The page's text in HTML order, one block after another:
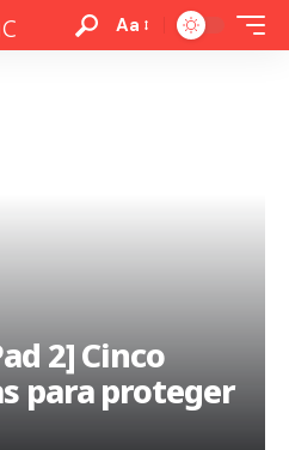
Aa
2] Cinco
para proteger